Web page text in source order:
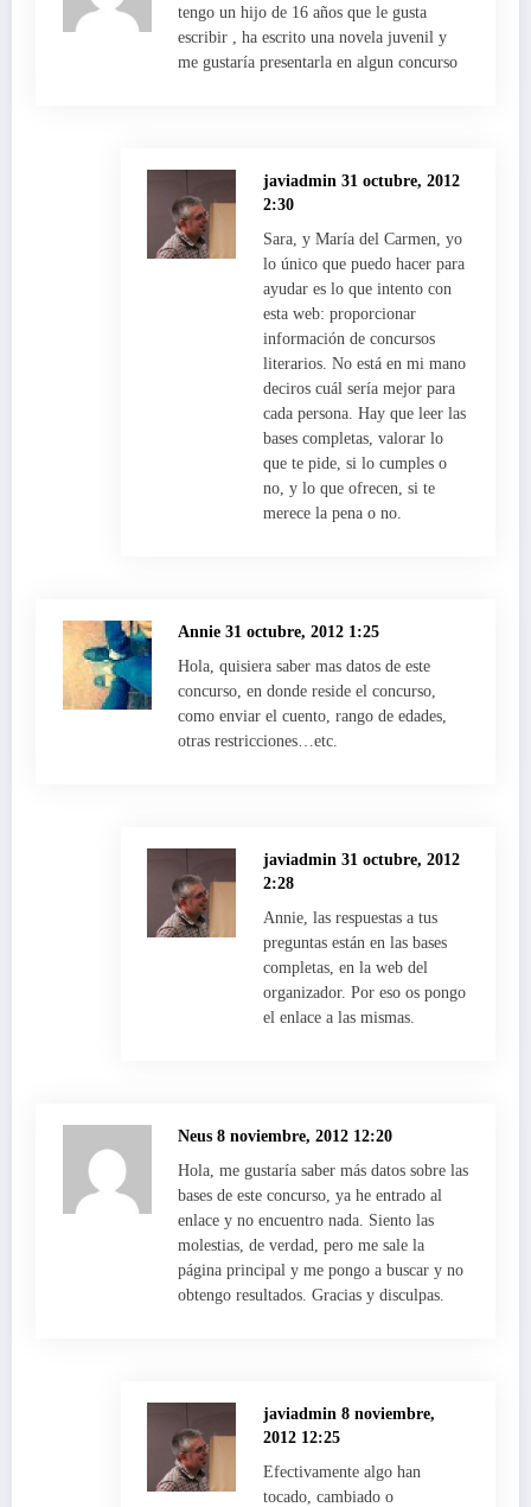
tengo un hijo de 16 años que le gusta
escribir , ha escrito una novela juvenil y
me gustaría presentarla en algun concurso
javiadmin 31 octubre, 2012
2:30
Sara, y María del Carmen, yo
lo único que puedo hacer para
ayudar es lo que intento con
esta web: proporcionar
información de concursos
literarios. No está en mi mano
deciros cuál sería mejor para
cada persona. Hay que leer las
bases completas, valorar lo
que te pide, si lo cumples o
no, y lo que ofrecen, si te
merece la pena o no.
Annie 31 octubre, 2012 1:25
Hola, quisiera saber mas datos de este
concurso, en donde reside el concurso,
como enviar el cuento, rango de edades,
otras restricciones…etc.
javiadmin 31 octubre, 2012
2:28
Annie, las respuestas a tus
preguntas están en las bases
completas, en la web del
organizador. Por eso os pongo
el enlace a las mismas.
Neus 8 noviembre, 2012 12:20
Hola, me gustaría saber más datos sobre las
bases de este concurso, ya he entrado al
enlace y no encuentro nada. Siento las
molestias, de verdad, pero me sale la
página principal y me pongo a buscar y no
obtengo resultados. Gracias y disculpas.
javiadmin 8 noviembre,
2012 12:25
Efectivamente algo han
tocado, cambiado o